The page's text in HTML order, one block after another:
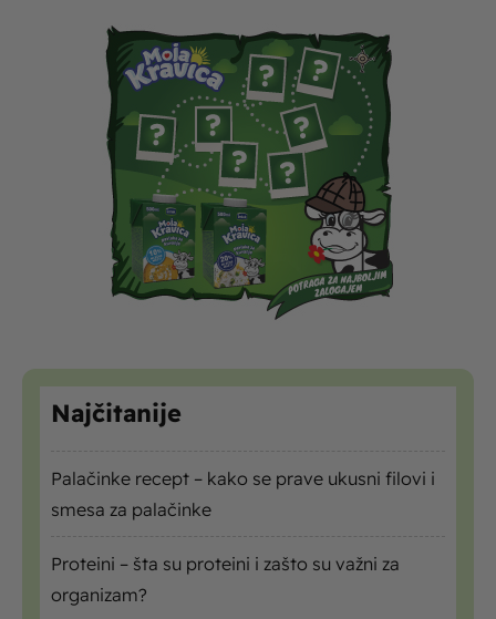
Najčitanije
Palačinke recept – kako se prave ukusni filovi i
smesa za palačinke
Proteini – šta su proteini i zašto su važni za
organizam?